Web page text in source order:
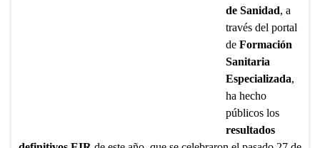
de Sanidad, a
través del portal
de Formación
Sanitaria
Especializada,
ha hecho
públicos los
resultados